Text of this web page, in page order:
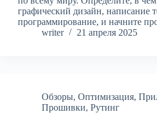
графический дизайн, написание
программирование, и начните
writer
21 апреля 2025
Обзоры, Оптимизация,
Прошивки, Рутинг